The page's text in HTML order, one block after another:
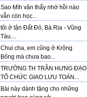
Sao Mìh vân thấy nhớ hồi nào
vẫn còn học...
tôi ở tận Đất Đỏ, Bà Rịa - Vũng
Tàu....
Chui cha, em cũng ở Krông
Bông mà chưa bao...
TRƯỜNG TH TRẦN HƯNG ĐẠO
TỔ CHỨC GIAO LƯU TOÁN...
Bài này dành tặng cho những